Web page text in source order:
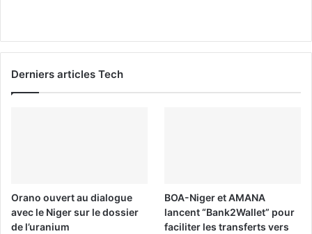
Derniers articles Tech
Orano ouvert au dialogue
avec le Niger sur le dossier
de l’uranium
BOA-Niger et AMANA
lancent “Bank2Wallet” pour
faciliter les transferts vers